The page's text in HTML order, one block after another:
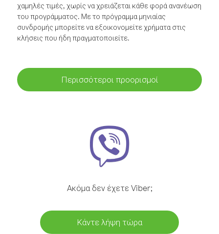
χαμηλές τιμές, χωρίς να χρειάζεται κάθε φορά ανανέωση
του προγράμματος. Με το πρόγραμμα μηνιαίας
συνδρομής μπορείτε να εξοικονομείτε χρήματα στις
κλήσεις που ήδη πραγματοποιείτε.
Περισσότεροι προορισμοί
Ακόμα δεν έχετε Viber;
Κάντε λήψη τώρα